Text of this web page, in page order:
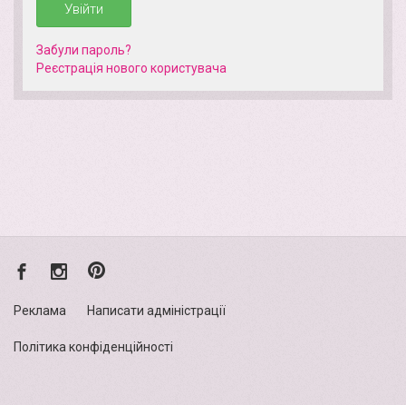
Увійти
Забули пароль?
Реєстрація нового кориcтувача
Реклама Написати адміністрації
Політика конфіденційності